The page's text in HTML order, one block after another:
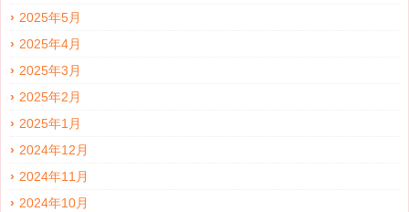
2025年5月
2025年4月
2025年3月
2025年2月
2025年1月
2024年12月
2024年11月
2024年10月